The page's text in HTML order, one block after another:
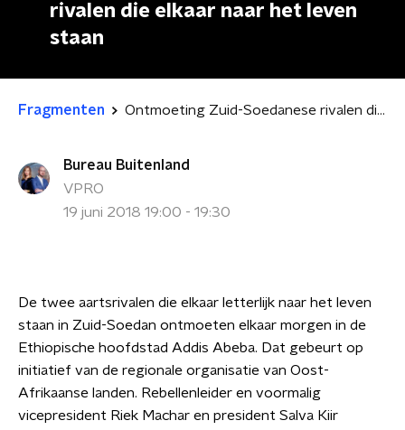
rivalen die elkaar naar het leven
staan
Fragmenten Ontmoeting Zuid-Soedanese rivalen die elkaar naar het leven staan
Bureau Buitenland
VPRO
19 juni 2018 19:00 - 19:30
De twee aartsrivalen die elkaar letterlijk naar het leven
staan in Zuid-Soedan ontmoeten elkaar morgen in de
Ethiopische hoofdstad Addis Abeba. Dat gebeurt op
initiatief van de regionale organisatie van Oost-
Afrikaanse landen. Rebellenleider en voormalig
vicepresident Riek Machar en president Salva Kiir